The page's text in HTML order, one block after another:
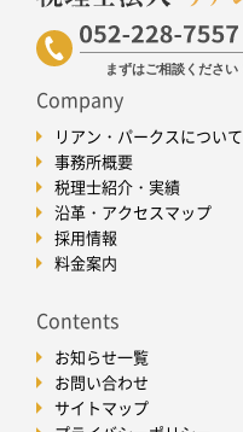
Company
リアン・パークスについて
事務所概要
税理士紹介・実績
沿革・アクセスマップ
採用情報
料金案内
Contents
お知らせ一覧
お問い合わせ
サイトマップ